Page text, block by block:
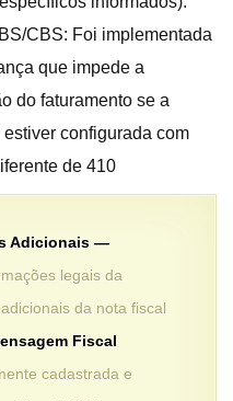
CBS: Foi implementada
que impede a
do faturamento se a
configurada com
de 410
Adicionais —
legais da
da nota fiscal
Fiscal
cadastrada e